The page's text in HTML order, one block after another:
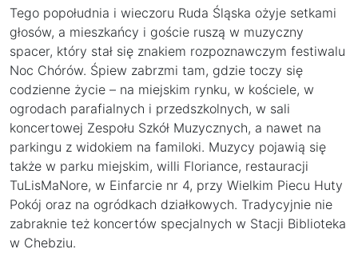
Tego popołudnia i wieczoru Ruda Śląska ożyje setkami
głosów, a mieszkańcy i goście ruszą w muzyczny
spacer, który stał się znakiem rozpoznawczym festiwalu
Noc Chórów. Śpiew zabrzmi tam, gdzie toczy się
codzienne życie – na miejskim rynku, w kościele, w
ogrodach parafialnych i przedszkolnych, w sali
koncertowej Zespołu Szkół Muzycznych, a nawet na
parkingu z widokiem na familoki. Muzycy pojawią się
także w parku miejskim, willi Floriance, restauracji
TuLisMaNore, w Einfarcie nr 4, przy Wielkim Piecu Huty
Pokój oraz na ogródkach działkowych. Tradycyjnie nie
zabraknie też koncertów specjalnych w Stacji Biblioteka
w Chebziu.